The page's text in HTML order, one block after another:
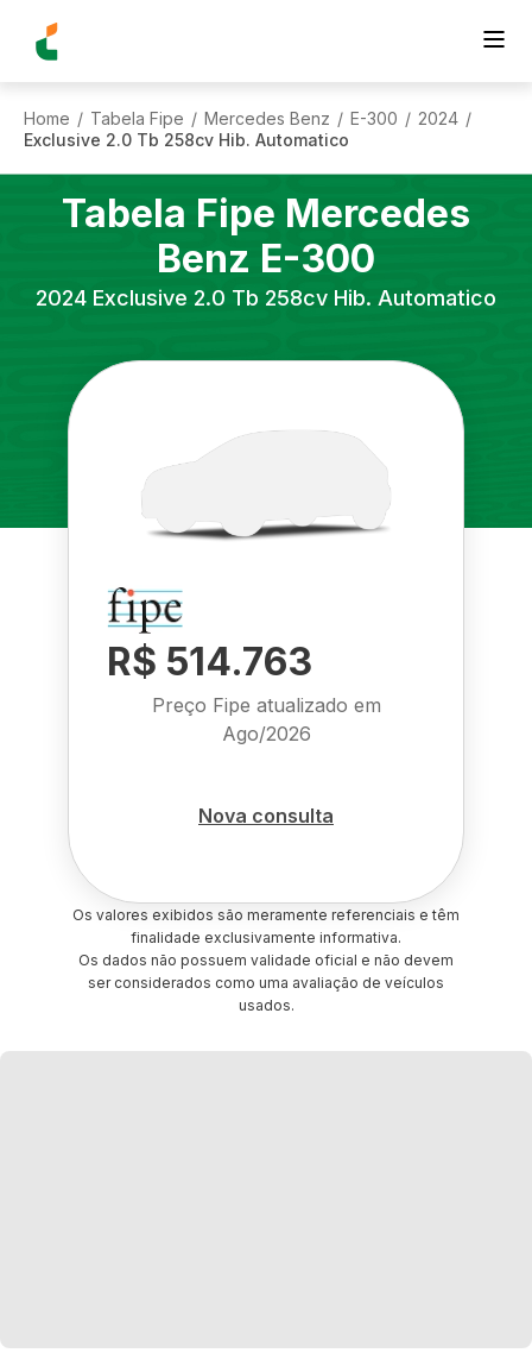
Home / Tabela Fipe / Mercedes Benz / E-300 / 2024 /
Exclusive 2.0 Tb 258cv Hib. Automatico
Tabela Fipe Mercedes
Benz E-300
2024 Exclusive 2.0 Tb 258cv Hib. Automatico
R$ 514.763
Preço Fipe atualizado em
Ago/2026
Nova consulta
Os valores exibidos são meramente referenciais e têm
finalidade exclusivamente informativa.
Os dados não possuem validade oficial e não devem
ser considerados como uma avaliação de veículos
usados.